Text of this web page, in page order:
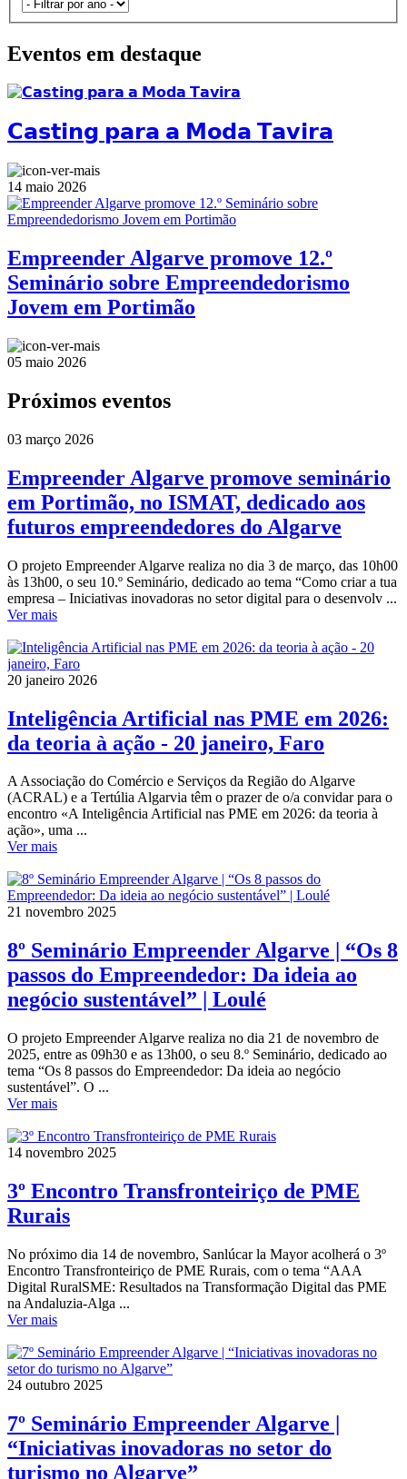
Eventos em destaque
𝗖𝗮𝘀𝘁𝗶𝗻𝗴 𝗽𝗮𝗿𝗮 𝗮 𝗠𝗼𝗱𝗮 𝗧𝗮𝘃𝗶𝗿𝗮
14 maio 2026
Empreender Algarve promove 12.º
Seminário sobre Empreendedorismo
Jovem em Portimão
05 maio 2026
Próximos eventos
03 março 2026
Empreender Algarve promove seminário
em Portimão, no ISMAT, dedicado aos
futuros empreendedores do Algarve
O projeto Empreender Algarve realiza no dia 3 de março, das 10h00
às 13h00, o seu 10.º Seminário, dedicado ao tema “Como criar a tua
empresa – Iniciativas inovadoras no setor digital para o desenvolv ...
Ver mais
20 janeiro 2026
Inteligência Artificial nas PME em 2026:
da teoria à ação - 20 janeiro, Faro
A Associação do Comércio e Serviços da Região do Algarve
(ACRAL) e a Tertúlia Algarvia têm o prazer de o/a convidar para o
encontro «A Inteligência Artificial nas PME em 2026: da teoria à
ação», uma ...
Ver mais
21 novembro 2025
8º Seminário Empreender Algarve | “Os 8
passos do Empreendedor: Da ideia ao
negócio sustentável” | Loulé
O projeto Empreender Algarve realiza no dia 21 de novembro de
2025, entre as 09h30 e as 13h00, o seu 8.º Seminário, dedicado ao
tema “Os 8 passos do Empreendedor: Da ideia ao negócio
sustentável”. O ...
Ver mais
14 novembro 2025
3º Encontro Transfronteiriço de PME
Rurais
No próximo dia 14 de novembro, Sanlúcar la Mayor acolherá o 3º
Encontro Transfronteiriço de PME Rurais, com o tema “AAA
Digital RuralSME: Resultados na Transformação Digital das PME
na Andaluzia-Alga ...
Ver mais
24 outubro 2025
7º Seminário Empreender Algarve |
“Iniciativas inovadoras no setor do
turismo no Algarve”